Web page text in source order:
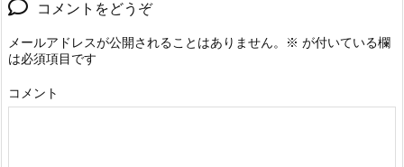
コメントをどうぞ
メールアドレスが公開されることはありません。 ※ が付いている欄
は必須項目です
コメント